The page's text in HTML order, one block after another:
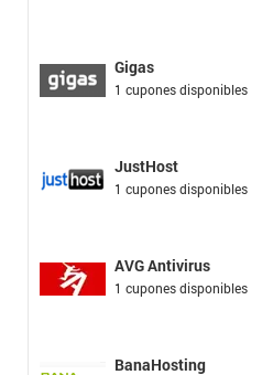
Gigas
1 cupones disponibles
JustHost
1 cupones disponibles
AVG Antivirus
1 cupones disponibles
BanaHosting